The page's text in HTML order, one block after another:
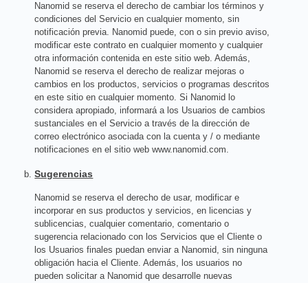
Nanomid se reserva el derecho de cambiar los términos y
condiciones del Servicio en cualquier momento, sin
notificación previa. Nanomid puede, con o sin previo aviso,
modificar este contrato en cualquier momento y cualquier
otra información contenida en este sitio web. Además,
Nanomid se reserva el derecho de realizar mejoras o
cambios en los productos, servicios o programas descritos
en este sitio en cualquier momento. Si Nanomid lo
considera apropiado, informará a los Usuarios de cambios
sustanciales en el Servicio a través de la dirección de
correo electrónico asociada con la cuenta y / o mediante
notificaciones en el sitio web www.nanomid.com.
Sugerencias
Nanomid se reserva el derecho de usar, modificar e
incorporar en sus productos y servicios, en licencias y
sublicencias, cualquier comentario, comentario o
sugerencia relacionado con los Servicios que el Cliente o
los Usuarios finales puedan enviar a Nanomid, sin ninguna
obligación hacia el Cliente. Además, los usuarios no
pueden solicitar a Nanomid que desarrolle nuevas